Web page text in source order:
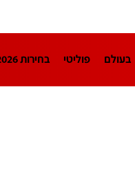
בעולם פוליטי בחירות 2026